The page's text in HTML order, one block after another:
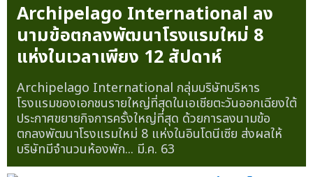
Archipelago International ลง
นามข้อตกลงพัฒนาโรงแรมใหม่ 8
แห่งในเวลาเพียง 12 สัปดาห์
Archipelago International กลุ่มบริษัทบริหาร
โรงแรมของเอกชนรายใหญ่ที่สุดในเอเชียตะวันออกเฉียงใต้
ประกาศขยายกิจการครั้งใหญ่ที่สุด ด้วยการลงนามข้อ
ตกลงพัฒนาโรงแรมใหม่ 8 แห่งในอินโดนีเซีย ส่งผลให้
บริษัทมีจำนวนห้องพัก... มี.ค. 63